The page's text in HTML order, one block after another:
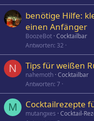
benötige Hilfe:
einen Anfänger
BoozeBot Cocktailbar
Antworten 32
N Tips für weißen
nahemoth Cocktailbar
Antworten 7
M Cocktailrezepte
mutangxes Cocktail-